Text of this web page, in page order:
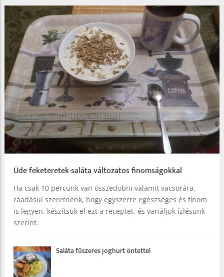
Üde feketeretek-saláta változatos finomságokkal
Ha csak 10 percünk van összedobni valamit vacsorára,
ráadásul szeretnénk, hogy egyszerre egészséges és finom
is legyen, készítsük el ezt a receptet, és variáljuk ízlésünk
szerint.
Saláta fűszeres joghurt öntettel